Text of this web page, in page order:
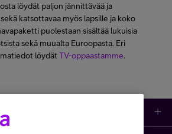
löydät paljon jännittävää ja
katsottavaa myös lapsille ja koko
puolestaan sisältää lukuisia
sekä muualta Euroopasta. Eri
löydätTV-oppaastamme.